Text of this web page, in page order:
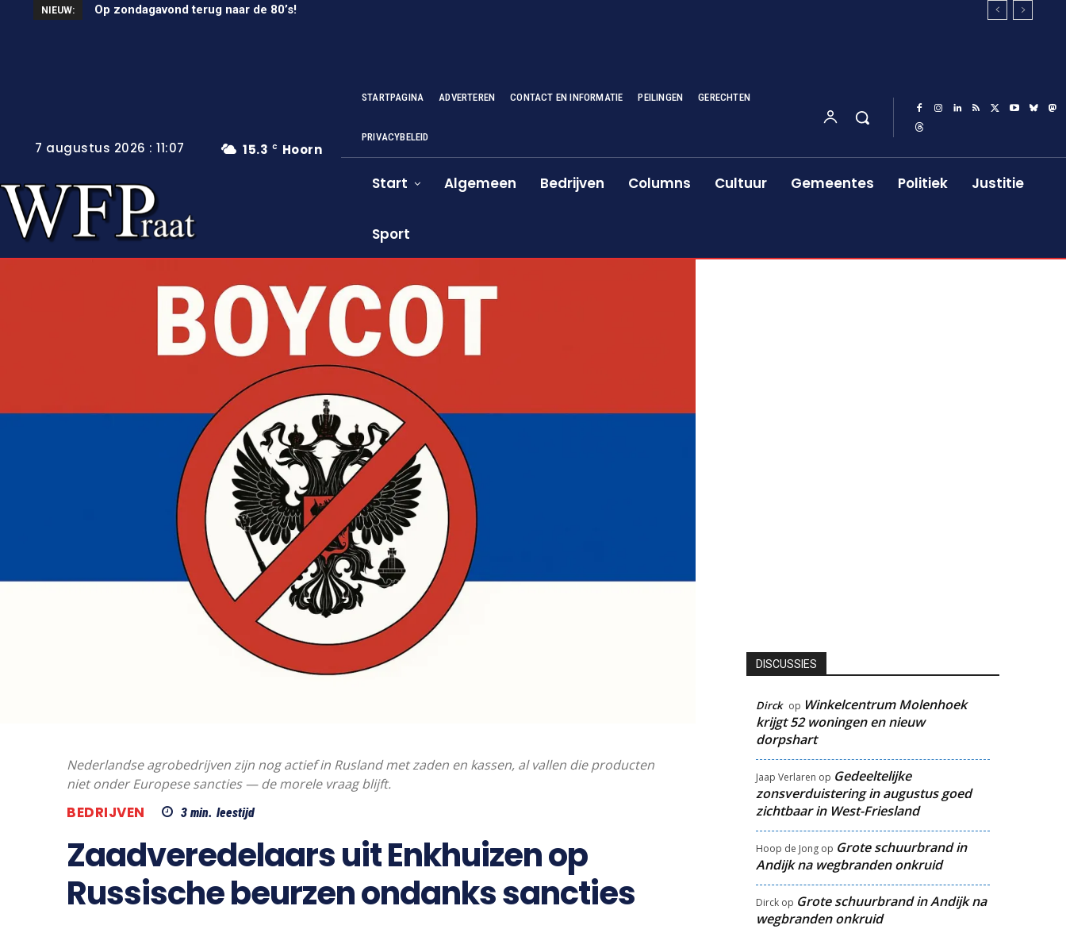
NIEUW: Op zondagavond terug naar de 80’s!
Unieke wielerkoers in Wervershoof
15.3 C Hoorn
7 augustus 2026 : 11:07
STARTPAGINA ADVERTEREN CONTACT EN INFORMATIE PEILINGEN GERECHTEN
PRIVACYBELEID
Start Algemeen Bedrijven Columns Cultuur Gemeentes Politiek Justitie
Sport
Nederlandse agrobedrijven zijn nog actief in Rusland met zaden en kassen, al vallen die producten
niet onder Europese sancties — de morele vraag blijft.
BEDRIJVEN 3min. leestijd
Zaadveredelaars uit Enkhuizen op
Russische beurzen ondanks sancties
DISCUSSIES
Dirck op Winkelcentrum Molenhoek
krijgt 52 woningen en nieuw
dorpshart
Jaap Verlaren op Gedeeltelijke
zonsverduistering in augustus goed
zichtbaar in West-Friesland
Hoop de Jongop Grote schuurbrand in
Andijk na wegbranden onkruid
Dirckop Grote schuurbrand in Andijk na
wegbranden onkruid